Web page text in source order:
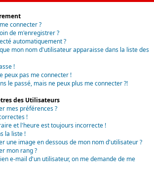
connecter ?
de m'enregistrer ?
automatiquement ?
mon nom d'utilisateur apparaisse dans la liste des
!
peux pas me connecter !
le passé, mais ne peux plus me connecter ?!
des Utilisateurs
mes préférences ?
!
et l'heure est toujours incorrecte !
la liste !
une image en dessous de mon nom d'utilisateur ?
mon rang ?
e-mail d'un utilisateur, on me demande de me